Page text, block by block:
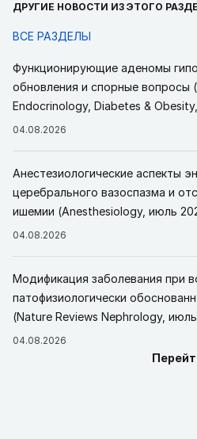
ДРУГИЕ НОВОСТИ ИЗ ЭТОГО
ВСЕ РАЗДЕЛЫ
Функционирующие аденомы
обновления и спорные вопросы
Endocrinology, Diabetes &
04.08.2026
Анестезиологические аспекты
церебрального вазоспазма и
ишемии (Anesthesiology, июль
04.08.2026
Модификация заболевания при
патофизиологически
(Nature Reviews Nephrology,
04.08.2026